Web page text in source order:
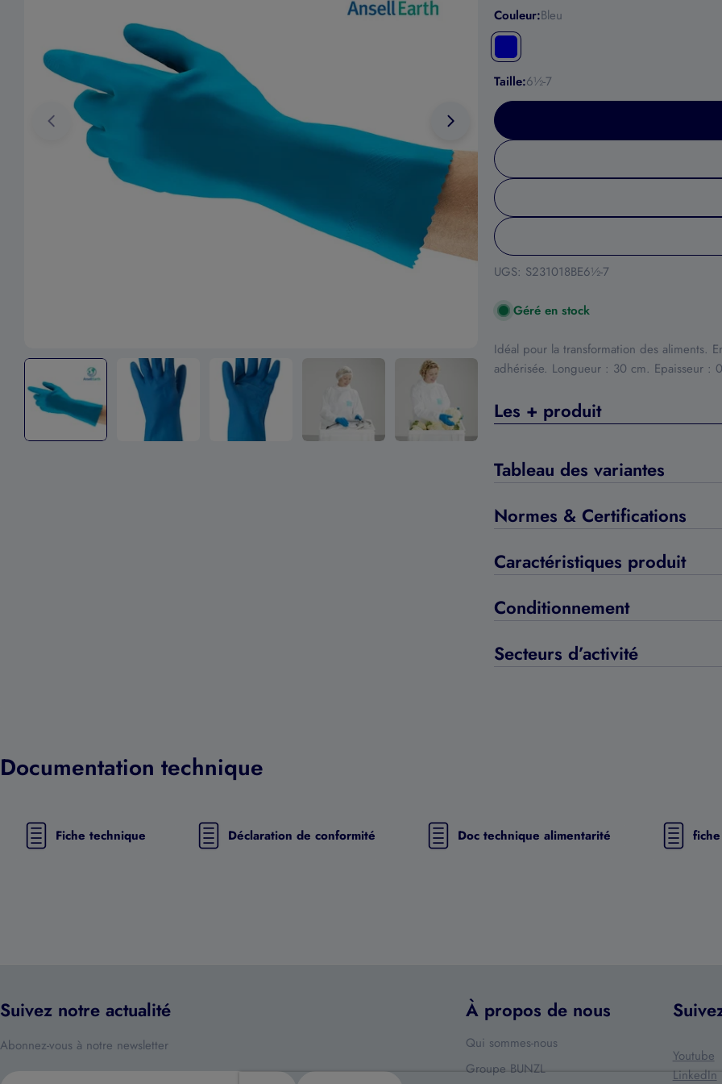
Ouvrir le média 0 en mode modal
Ouvrir le média 1 en mode modal
Couleur:Bleu
Taille:6½-7
UGS: S231018BE6½-7
Géré en stock
Idéal pour la transformation des aliments.
adhérisée. Longueur : 30 cm. Epaisseur :
Les + produit
Tableau des variantes
Normes & Certifications
Caractéristiques produit
Conditionnement
Secteurs d’activité
Documentation technique
Fiche technique Déclaration de conformité Doc technique alimentarité
Suivez notre actualité
Abonnez-vous à notre newsletter
À propos de nous
Qui sommes-nous
Groupe BUNZL
Youtube
LinkedIn